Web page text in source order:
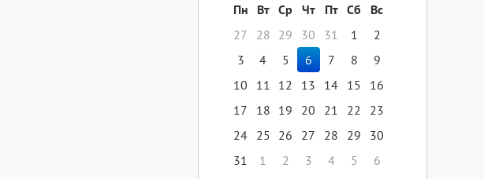
Пн
Вт Ср Чт Пт Сб
Вс
27
28 29 30 31 1
2
3
4 5 6 7 8
9
10
11 12 13 14 15
16
17
18 19 20 21 22
23
24 25 26 27 28 29
30
31
1 2 3 4 5 6